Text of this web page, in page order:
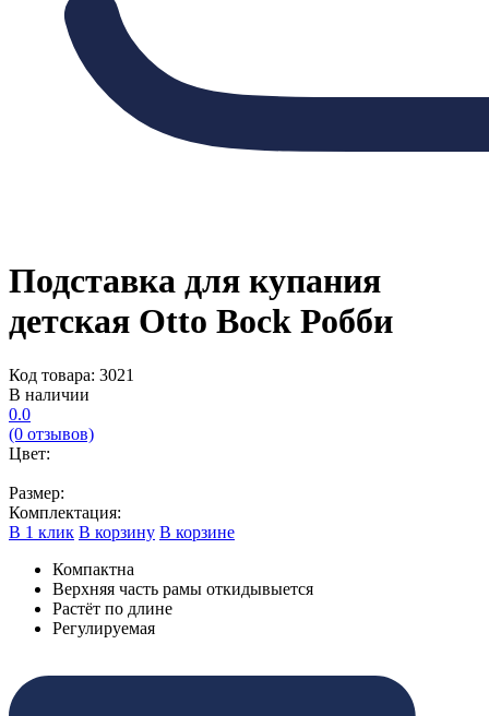
Подставка для купания
детская Otto Bock Робби
Код товара: 3021
В наличии
0.0
(0 отзывов)
Цвет:
Размер:
Комплектация:
В 1 клик В корзину В корзине
Компактна
Верхняя часть рамы откидывыется
Растёт по длине
Регулируемая